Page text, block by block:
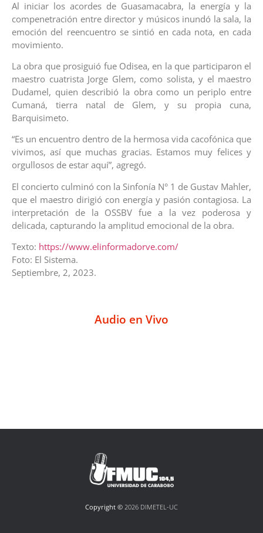
Al iniciar los acordes de Guasamacabra, la energía y la
compenetración entre director y músicos inundó la sala, la
emoción del reencuentro se sintió en cada nota, en cada
movimiento.
La obra que prosiguió fue Odisea, en la que participaron el
maestro cuatrista Jorge Glem, como solista, y el maestro
Dudamel, quien describió la obra como un periplo entre
Cumaná, tierra natal de Glem, y su propia cuna,
Barquisimeto.
“Es un encuentro dentro de la hermosa vida cacofónica que
vivimos, así que muchas gracias. Estamos muy felices y
orgullosos de estar aquí”, agregó.
El concierto culminó con la Sinfonía N° 1 de Gustav Mahler,
que el maestro dirigió con energía y pasión contagiosa. La
interpretación de la OSSBV fue a la vez poderosa y
delicada, capturando la amplitud emocional de la obra.
Texto: https://www.elinformadorve.com/
Foto: El Sistema.
Septiembre, 2, 2023.
Audio en Vivo
Copyright © 2026 DIMETEL-UC